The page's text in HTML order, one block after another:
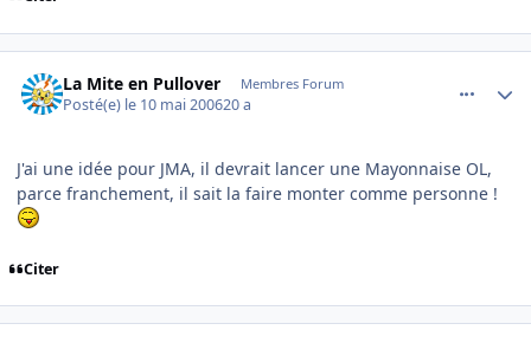
La Mite en Pullover Membres Forum
Posté(e) le 10 mai 200620 a
J'ai une idée pour JMA, il devrait lancer une Mayonnaise OL,
parce franchement, il sait la faire monter comme personne !
Citer